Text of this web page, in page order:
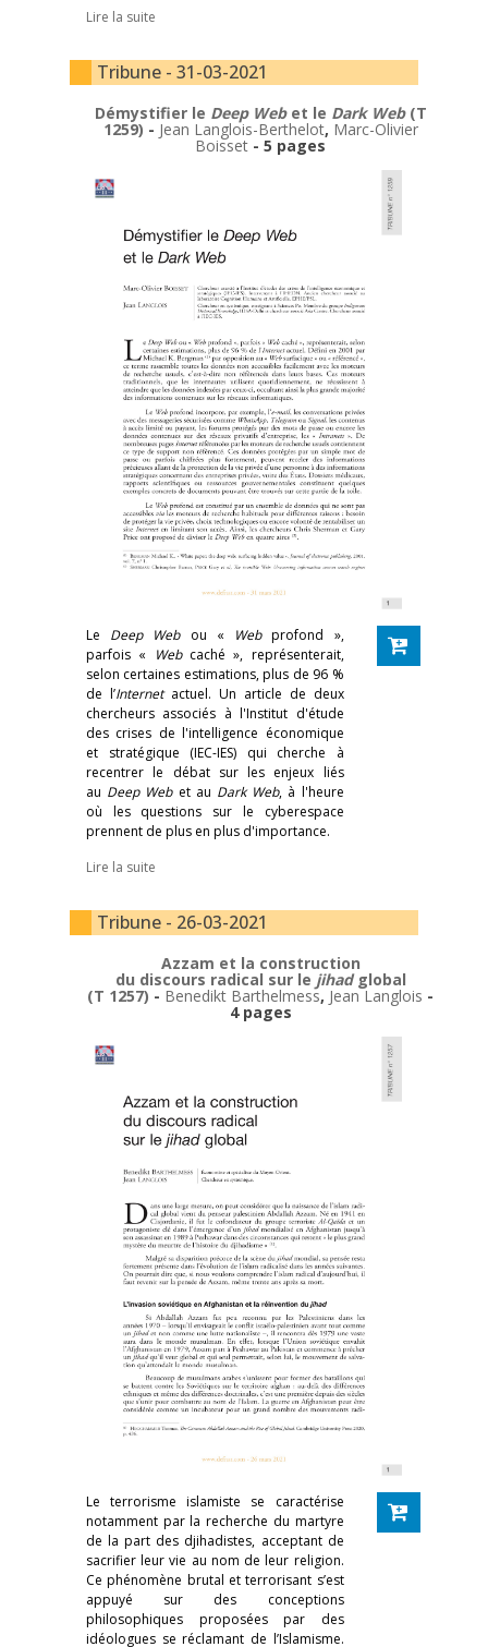
Lire la suite
Tribune - 31-03-2021
Démystifier le Deep Webet le Dark Web(T
1259) - Jean Langlois-Berthelot, Marc-Olivier
Boisset - 5 pages
Le Deep Webou « Webprofond »,
parfois «
Webcaché », représenterait,
selon certaines estimations, plus de 96 %
de l’Internetactuel. Un article de deux
chercheurs associés à l'Institut d'étude
des crises de l'intelligence économique
et stratégique (IEC-IES) qui cherche à
recentrer le débat sur les enjeux liés
au Deep Webet au Dark Web, à l'heure
où les questions sur le cyberespace
prennent de plus en plus d'importance.
Lire la suite
Tribune - 26-03-2021
Azzam et la construction
du discours radical sur le jihadglobal
(T 1257) - Benedikt Barthelmess, Jean Langlois -
4 pages
Le terrorisme islamiste se caractérise
notamment par la recherche du martyre
de la part des djihadistes, acceptant de
sacrifier leur vie au nom de leur religion.
Ce phénomène brutal et terrorisant s’est
appuyé sur des conceptions
philosophiques proposées par des
idéologues se réclamant de l’Islamisme.